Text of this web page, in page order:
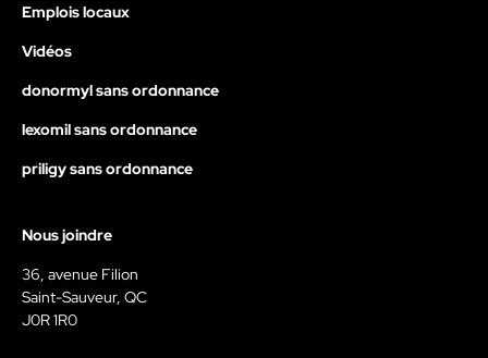
Emplois locaux
Vidéos
donormyl sans ordonnance
lexomil sans ordonnance
priligy sans ordonnance
Nous joindre
36, avenue Filion
Saint-Sauveur, QC
J0R 1R0